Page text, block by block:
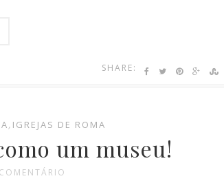
SHARE:
, IGREJAS DE ROMA
um museu!